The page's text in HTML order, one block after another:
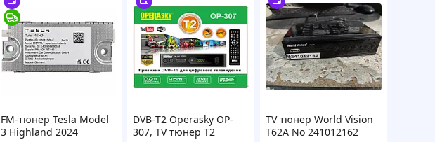
FM-тюнер Tesla Model
3 Highland 2024
DVB-Т2 Operasky OP-
307, TV тюнер Т2
TV тюнер World Vision
T62A No 241012162